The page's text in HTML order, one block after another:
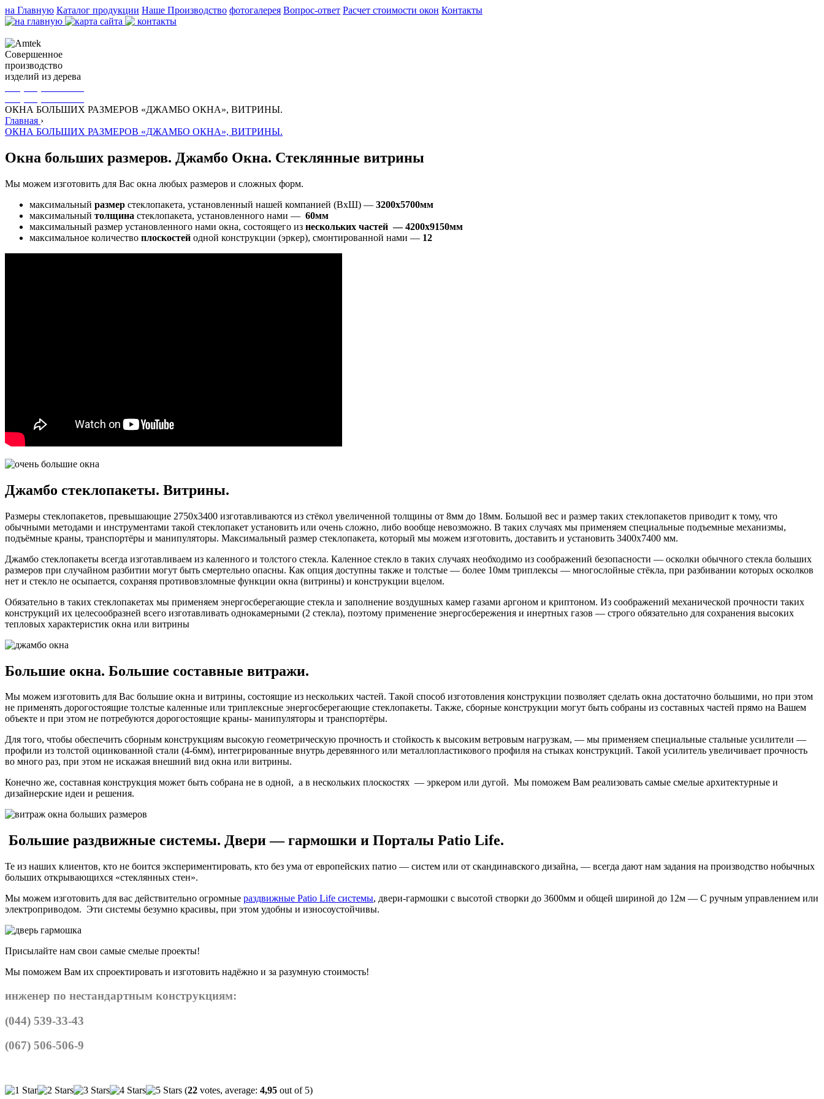
на Главную Каталог продукции Наше Производство фотогалерея Вопрос-ответ Расчет стоимости окон Контакты
Cовершенное
производство
изделий из дерева
ОКНА БОЛЬШИХ РАЗМЕРОВ «ДЖАМБО ОКНА», ВИТРИНЫ.
Главная ›
ОКНА БОЛЬШИХ РАЗМЕРОВ «ДЖАМБО ОКНА», ВИТРИНЫ.
Окна больших размеров. Джамбо Окна. Стеклянные витрины
Мы можем изготовить для Вас окна любых размеров и сложных форм.
максимальный размер стеклопакета, установленный нашей компанией (ВхШ) — 3200х5700мм
максимальный толщина стеклопакета, установленного нами — 60мм
максимальный размер установленного нами окна, состоящего из нескольких частей — 4200х9150мм
максимальное количество плоскостей одной конструкции (эркер), смонтированной нами — 12
Джамбо стеклопакеты. Витрины.
Размеры стеклопакетов, превышающие 2750х3400 изготавливаются из стёкол увеличенной толщины от 8мм до 18мм. Большой вес и размер таких стеклопакетов приводит к тому, что
обычными методами и инструментами такой стеклопакет установить или очень сложно, либо вообще невозможно. В таких случаях мы применяем специальные подъемные механизмы,
подъёмные краны, транспортёры и манипуляторы. Максимальный размер стеклопакета, который мы можем изготовить, доставить и установить 3400х7400 мм.
Джамбо стеклопакеты всегда изготавливаем из каленного и толстого стекла. Каленное стекло в таких случаях необходимо из соображений безопасности — осколки обычного стекла больших
размеров при случайном разбитии могут быть смертельно опасны. Как опция доступны также и толстые — более 10мм триплексы — многослойные стёкла, при разбивании которых осколков
нет и стекло не осыпается, сохраняя противовзломные функции окна (витрины) и конструкции вцелом.
Обязательно в таких стеклопакетах мы применяем энергосберегающие стекла и заполнение воздушных камер газами аргоном и криптоном. Из соображений механической прочности таких
конструкций их целесообразней всего изготавливать однокамерными (2 стекла), поэтому применение энергосбережения и инертных газов — строго обязательно для сохранения высоких
тепловых характеристик окна или витрины
Большие окна. Большие составные витражи.
Мы можем изготовить для Вас большие окна и витрины, состоящие из нескольких частей. Такой способ изготовления конструкции позволяет сделать окна достаточно большими, но при этом
не применять дорогостоящие толстые каленные или триплексные энергосберегающие стеклопакеты. Также, сборные конструкции могут быть собраны из составных частей прямо на Вашем
объекте и при этом не потребуются дорогостоящие краны- манипуляторы и транспортёры.
Для того, чтобы обеспечить сборным конструкциям высокую геометрическую прочность и стойкость к высоким ветровым нагрузкам, — мы применяем специальные стальные усилители —
профили из толстой оцинкованной стали (4-6мм), интегрированные внутрь деревянного или металлопластикового профиля на стыках конструкций. Такой усилитель увеличивает прочность
во много раз, при этом не искажая внешний вид окна или витрины.
Конечно же, составная конструкция может быть собрана не в одной, а в нескольких плоскостях — эркером или дугой. Мы поможем Вам реализовать самые смелые архитектурные и
дизайнерские идеи и решения.
Большие раздвижные системы. Двери — гармошки и Порталы Patio Life.
Те из наших клиентов, кто не боится экспериментировать, кто без ума от европейских патио — систем или от скандинавского дизайна, — всегда дают нам задания на производство нобычных
больших открывающихся «стеклянных стен».
Мы можем изготовить для вас действительно огромные раздвижные Patio Life системы, двери-гармошки с высотой створки до 3600мм и общей шириной до 12м — С ручным управлением или
электроприводом. Эти системы безумно красивы, при этом удобны и износоустойчивы.
Присылайте нам свои самые смелые проекты!
Мы поможем Вам их спроектировать и изготовить надёжно и за разумную стоимость!
инженер по нестандартным конструкциям:
(044) 539-33-43
(067) 506-506-9
(22 votes, average: 4,95 out of 5)